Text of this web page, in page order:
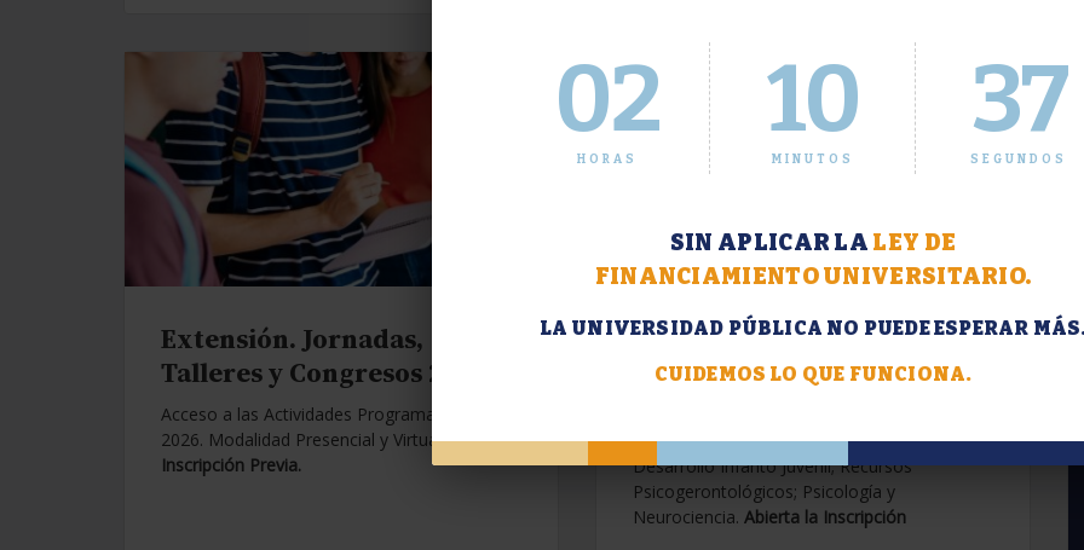
02
HORAS
10
MINUTOS
38
SEGUNDOS
SIN APLICAR LA LEY DE
FINANCIAMIENTO UNIVERSITARIO.
LA UNIVERSIDAD PÚBLICA NO PUEDE ESPERAR
CUIDEMOS LO QUE FUNCIONA.
Extensión. Jornadas,
Talleres y Congresos 2026.
Acceso a las Actividades Programadas para
2026. Modalidad Presencial y Virtual.Con
Inscripción Previa.
Extensión. Diplomaturas
2026.
Contemporáneas; Problemáticas en el
Desarrollo Infanto Juvenil; Recursos
Psicogerontológicos; Psicología y
Neurociencia. Abierta la Inscripción